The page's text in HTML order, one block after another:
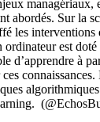
managériaux,
abordés. Sur la
les interventions
est doté
d’apprendre à